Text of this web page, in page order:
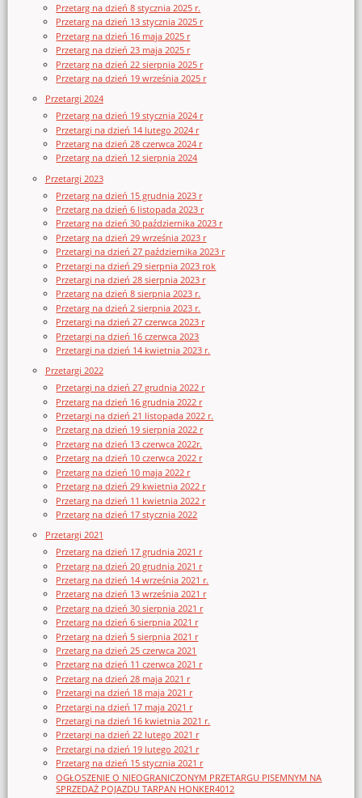
Przetarg na dzień 8 stycznia 2025 r.
Przetarg na dzień 13 stycznia 2025 r
Przetarg na dzień 16 maja 2025 r
Przetarg na dzień 23 maja 2025 r
Przetarg na dzień 22 sierpnia 2025 r
Przetarg na dzień 19 września 2025 r
Przetargi 2024
Przetarg na dzień 19 stycznia 2024 r
Przetargi na dzień 14 lutego 2024 r
Przetarg na dzień 28 czerwca 2024 r
Przetarg na dzień 12 sierpnia 2024
Przetargi 2023
Przetarg na dzień 15 grudnia 2023 r
Przetarg na dzień 6 listopada 2023 r
Przetarg na dzień 30 października 2023 r
Przetarg na dzień 29 września 2023 r
Przetargi na dzień 27 października 2023 r
Przetargi na dzień 29 sierpnia 2023 rok
Przetargi na dzień 28 sierpnia 2023 r
Przetarg na dzień 8 sierpnia 2023 r.
Przetarg na dzień 2 sierpnia 2023 r.
Przetargi na dzień 27 czerwca 2023 r
Przetargi na dzień 16 czerwca 2023
Przetargi na dzień 14 kwietnia 2023 r.
Przetargi 2022
Przetargi na dzień 27 grudnia 2022 r
Przetarg na dzień 16 grudnia 2022 r
Przetargi na dzień 21 listopada 2022 r.
Przetarg na dzień 19 sierpnia 2022 r
Przetarg na dzień 13 czerwca 2022r.
Przetarg na dzień 10 czerwca 2022 r
Przetarg na dzień 10 maja 2022 r
Przetarg na dzień 29 kwietnia 2022 r
Przetarg na dzień 11 kwietnia 2022 r
Przetarg na dzień 17 stycznia 2022
Przetargi 2021
Przetarg na dzień 17 grudnia 2021 r
Przetarg na dzień 20 grudnia 2021 r
Przetarg na dzień 14 września 2021 r.
Przetarg na dzień 13 września 2021 r
Przetarg na dzień 30 sierpnia 2021 r
Przetarg na dzień 6 sierpnia 2021 r
Przetarg na dzień 5 sierpnia 2021 r
Przetarg na dzień 25 czerwca 2021
Przetarg na dzień 11 czerwca 2021 r
Przetarg na dzień 28 maja 2021 r
Przetargi na dzień 18 maja 2021 r
Przetargi na dzień 17 maja 2021 r
Przetargi na dzień 16 kwietnia 2021 r.
Przetargi na dzień 22 lutego 2021 r
Przetargi na dzień 19 lutego 2021 r
Przetarg na dzień 15 stycznia 2021 r
OGŁOSZENIE O NIEOGRANICZONYM PRZETARGU PISEMNYM NA
SPRZEDAŻ POJAZDU TARPAN HONKER4012